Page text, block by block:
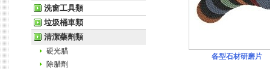
洗窗工具類
垃圾桶車類
清潔藥劑類
硬光腊
除腊劑
各型石材研磨片